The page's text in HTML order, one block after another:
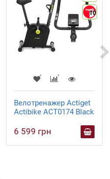
10
Велотренажер Actiget
Actibike ACT0174 Black
6 599 грн